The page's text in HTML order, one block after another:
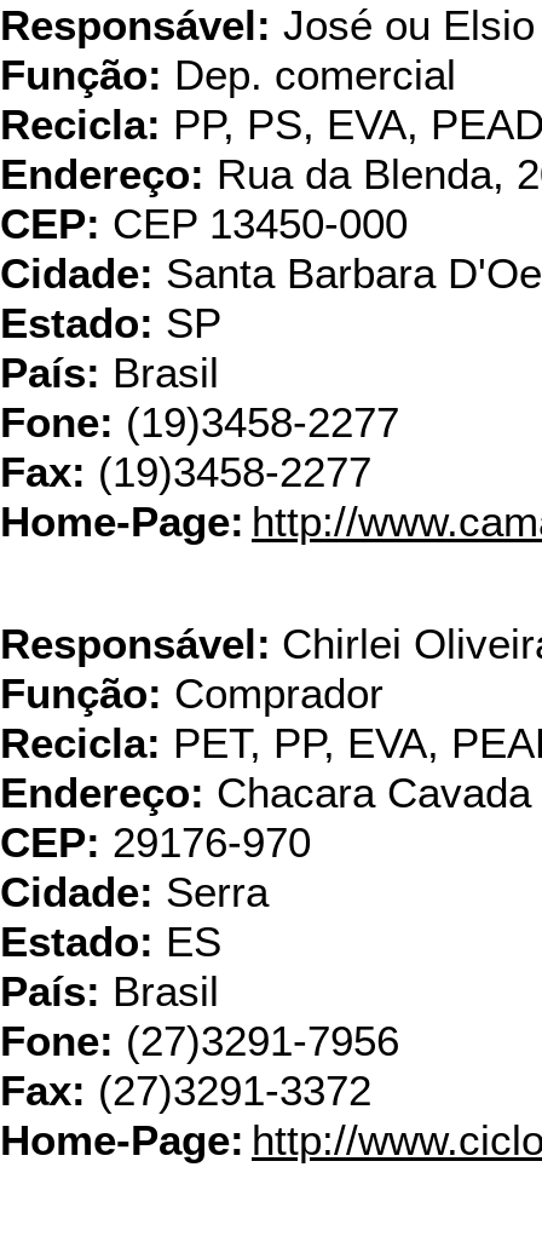
Responsável: José ou Elsio
Função: Dep. comercial
Recicla: PP, PS, EVA,
Endereço: Rua da Blenda,
CEP: CEP 13450-000
Cidade: Santa Barbara
Estado: SP
País: Brasil
Fone: (19)3458-2277
Fax: (19)3458-2277
Home-Page: http://
Responsável: Chirlei
Função: Comprador
Recicla: PET, PP, EVA,
Endereço: Chacara
CEP: 29176-970
Cidade: Serra
Estado: ES
País: Brasil
Fone: (27)3291-7956
Fax: (27)3291-3372
Home-Page: http://